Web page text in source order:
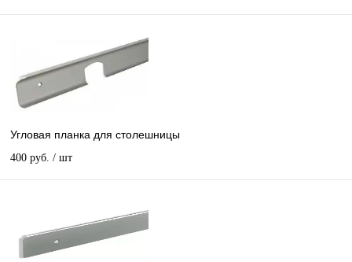
Угловая планка для столешницы
400 руб. / шт